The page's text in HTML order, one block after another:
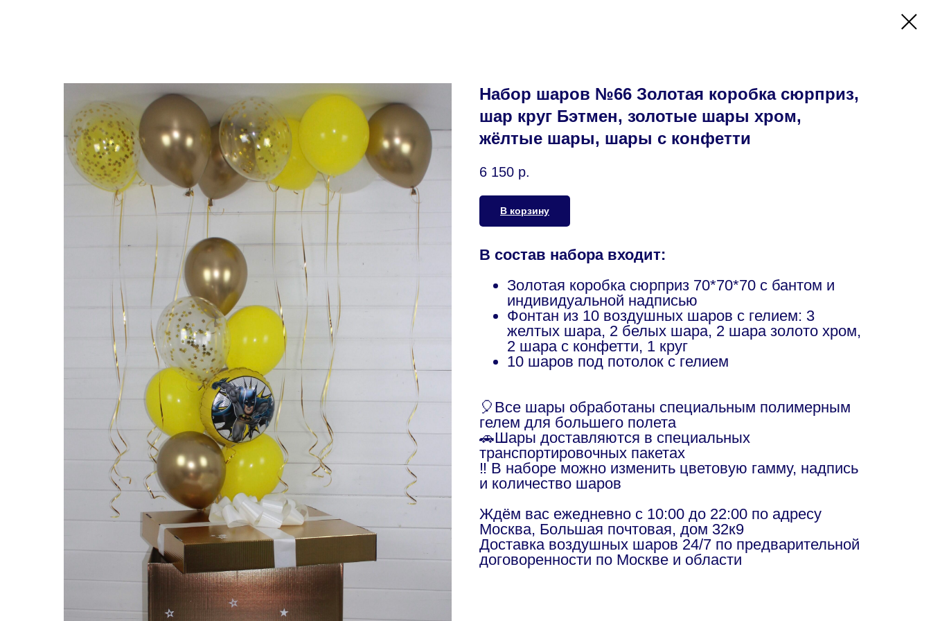
Набор шаров №66 Золотая коробка сюрприз,
шар круг Бэтмен, золотые шары хром,
жёлтые шары, шары с конфетти
6 150 р.
В корзину
В состав набора входит:
Золотая коробка сюрприз 70*70*70 с бантом и
индивидуальной надписью
Фонтан из 10 воздушных шаров с гелием: 3
желтых шара, 2 белых шара, 2 шара золото хром,
2 шара с конфетти, 1 круг
10 шаров под потолок с гелием
🎈Все шары обработаны специальным полимерным
гелем для большего полета
🚗Шары доставляются в специальных
транспортировочных пакетах
‼️ В наборе можно изменить цветовую гамму, надпись
и количество шаров
Ждём вас ежедневно с 10:00 до 22:00 по адресу
Москва, Большая почтовая, дом 32к9
Доставка воздушных шаров 24/7 по предварительной
договоренности по Москве и области